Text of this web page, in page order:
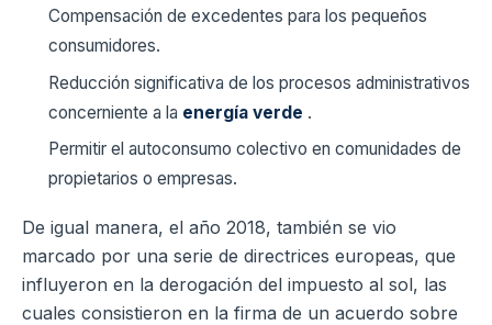
Compensación de excedentes para los pequeños
consumidores.
Reducción significativa de los procesos administrativos
concerniente a la energía verde .
Permitir el autoconsumo colectivo en comunidades de
propietarios o empresas.
De igual manera, el año 2018, también se vio
marcado por una serie de directrices europeas, que
influyeron en la derogación del impuesto al sol, las
cuales consistieron en la firma de un acuerdo sobre